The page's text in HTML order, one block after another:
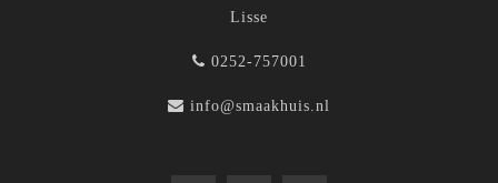
Lisse
0252-757001
info@smaakhuis.nl